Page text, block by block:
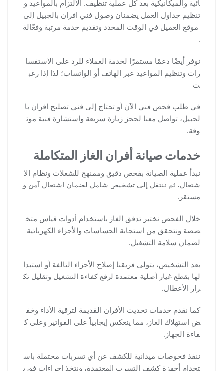
ائية والميكانيكية بعد كل عملية تنظيف. الالتزام بالمواعيد و
تنظيم جداول العمل يضمنان وصول فني افران بالجبيل إلى
موقع العميل في الوقت المحدد وتقديم خدمة مرتبة وفعّالة
.
نوفر أيضًا دعمًا مستمرًا لخدمة العملاء للرد على الاستفسا
رات وتنظيم المواعيد عبر الهاتف أو الواتساب؛ لذا إذا رغب
ت
في طلب فحص فني الآن أو تحتاج إلى فني تصليح افران با
لجبيل، تواصل معنا لحجز زيارة سريعة واستشارة فنية موث
وقة.
خدمات صيانة أفران الغاز المتكاملة
نبدأ عملية الصيانة بفحص دقيق وممنهج للشعلات ونظام الا
شتعال، ثم ننتقل إلى تشخيص شامل لضمان اشتعال آمن و
مستقر.
خلال الفحص نختبر تدفق الغاز باستخدام أدوات قياس متخ
صصة ونتحقق من استجابة الحساسات والأجزاء الكهربائية
لضمان سلامة التشغيل.
بعد التشخيص، يتولى فريقنا إصلاح الأجزاء التالفة أو استبدا
لها بقطع غيار أصلية معتمدة لرفع كفاءة التشغيل وتقليل تك
رار الأعطال.
كما نقدم خدمات تحديث الأفران القديمة لترقية الأداء وخف
ض استهلاك الغاز، مما ينعكس إيجابياً على الفواتير وعلى ك
فاءة الجهاز.
ننفذ فحوصات ميدانية للكشف عن أي تسربات محتملة باس
تخدام أجهزة كشف التسرب المعتمدة، ونتخذ إجراءات فوري